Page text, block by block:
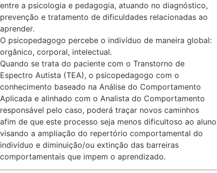
entre a psicologia e pedagogia, atuando no diagnóstico,
prevenção e tratamento de dificuldades relacionadas ao
aprender.
O psicopedagogo percebe o indivíduo de maneira global:
orgânico, corporal, intelectual.
Quando se trata do paciente com o Transtorno de
Espectro Autista (TEA), o psicopedagogo com o
conhecimento baseado na Análise do Comportamento
Aplicada e alinhado com o Analista do Comportamento
responsável pelo caso, poderá traçar novos caminhos
afim de que este processo seja menos dificultoso ao aluno
visando a ampliação do repertório comportamental do
indivíduo e diminuição/ou extinção das barreiras
comportamentais que impem o aprendizado.